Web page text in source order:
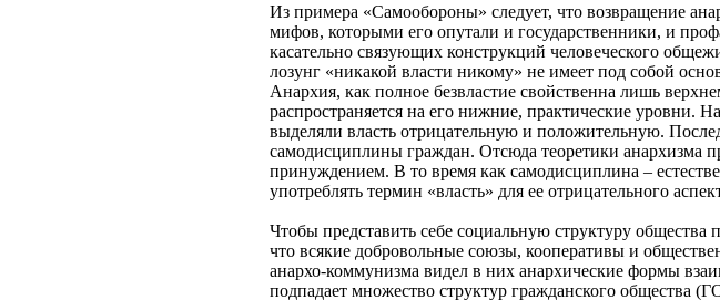
Из примера «Самообороны» следует, что возвращение
мифов, которыми его опутали и государственники, и
касательно связующих конструкций человеческого
лозунг «никакой власти никому» не имеет под собой
Анархия, как полное безвластие свойственна лишь
распространяется на его нижние, практические уровни.
выделяли власть отрицательную и положительную.
самодисциплины граждан. Отсюда теоретики анархизма
принуждением. В то время как самодисциплина –
употреблять термин «власть» для ее отрицательного
Чтобы представить себе социальную структуру
что всякие добровольные союзы, кооперативы и
анархо-коммунизма видел в них анархические формы
подпадает множество структур гражданского общества